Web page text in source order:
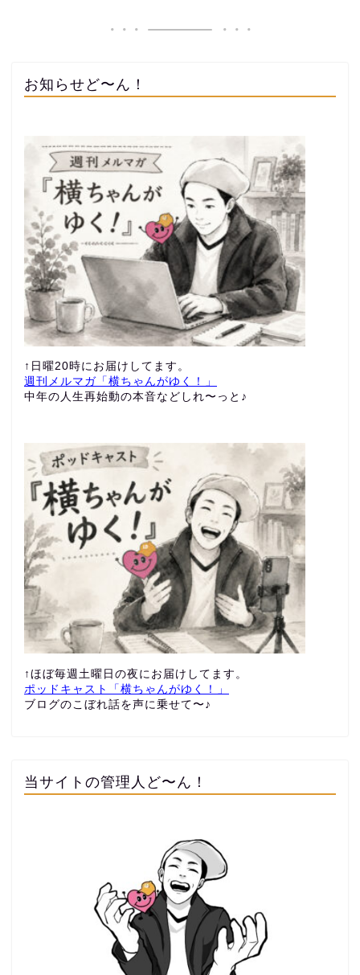
お知らせど〜ん！
↑日曜20時にお届けしてます。
週刊メルマガ「横ちゃんがゆく！」
中年の人生再始動の本音などしれ〜っと♪
↑ほぼ毎週土曜日の夜にお届けしてます。
ポッドキャスト「横ちゃんがゆく！」
ブログのこぼれ話を声に乗せて〜♪
当サイトの管理人ど〜ん！